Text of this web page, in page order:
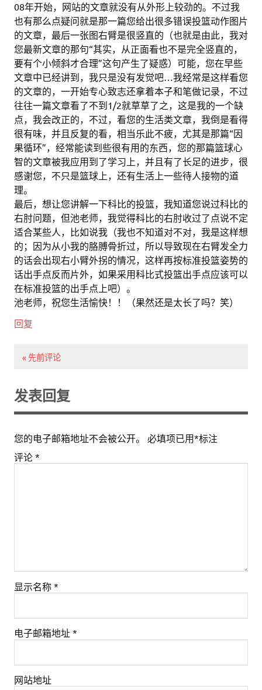
08年开始，网站的文章就没有从外形上较劲的。不过我
也有那么点疑问就是那一篇您给出很多错误投篮动作图片
的文章，最后一张图右臂是很竖直的（也就是由此，我对
您最新文章的那句“其实，从正面看也不是完全竖直的，
要有个小倾斜才合理”这句产生了疑惑）可能，您在早些
文章中已经讲到，我只是没有发觉吧…我经常是这样看您
的文章的，一开始专心致志还拿着本子和笔做记录，不过
往往一篇文章看了不到1/2就草草了之，这是我的一个缺
点，我会改正的，不过，看您的生活类文章，我倒是看得
很有味，并且反复的看，相当乐此不疲，尤其是那篇“因
果循环”，经常能读到些很有用的东西，您的那篇篮球心
智的文章被我应用到了学习上，并且有了长足的进步，很
感谢您，不只是篮球上，还有生活上一些待人接物的道
理。
最后，想让您讲解一下科比的投篮，我知道您说过科比的
右肘问题，但池老师，我觉得科比的右肘收过了点说不定
适合某些人，比如说我（我也不知道对不对，我是这样想
的；因为从小我的胳膊骨折过，所以导致现在右臂发全力
的话会出现右小臂外拐的情况，这样再按标准投篮姿势的
话出手点反而片外，如果采用科比式投篮出手点应该可以
在标准投篮的出手点上吧）。
池老师，祝您生活愉快！！（果然还是太长了吗？笑）
回复
« 先前评论
发表回复
您的电子邮箱地址不会被公开。 必填项已用*标注
评论 *
显示名称 *
电子邮箱地址 *
网站地址